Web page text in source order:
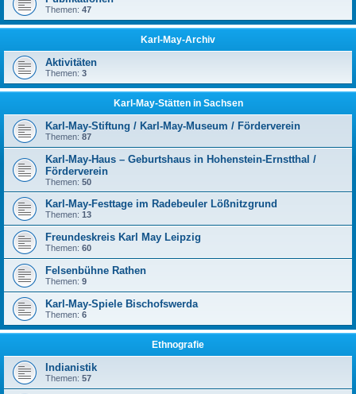
Themen: 47
Karl-May-Archiv
Aktivitäten
Themen: 3
Karl-May-Stätten in Sachsen
Karl-May-Stiftung / Karl-May-Museum / Förderverein
Themen: 87
Karl-May-Haus – Geburtshaus in Hohenstein-Ernstthal /
Förderverein
Themen: 50
Karl-May-Festtage im Radebeuler Lößnitzgrund
Themen: 13
Freundeskreis Karl May Leipzig
Themen: 60
Felsenbühne Rathen
Themen: 9
Karl-May-Spiele Bischofswerda
Themen: 6
Ethnografie
Indianistik
Themen: 57